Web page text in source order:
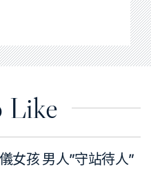
Like
女孩 男人”守站待人”